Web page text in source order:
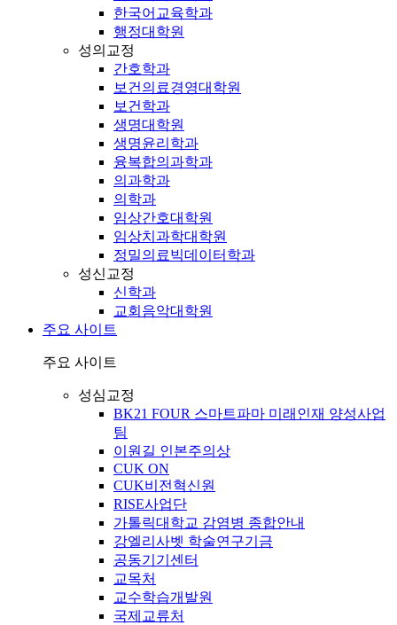
한국어교육학과
행정대학원
성의교정
간호학과
보건의료경영대학원
보건학과
생명대학원
생명윤리학과
융복합의과학과
의과학과
의학과
임상간호대학원
임상치과학대학원
정밀의료빅데이터학과
성신교정
신학과
교회음악대학원
주요 사이트
주요 사이트
성심교정
BK21 FOUR 스마트파마 미래인재 양성사업
팀
이원길 인본주의상
CUK ON
CUK비전혁신원
RISE사업단
가톨릭대학교 감염병 종합안내
강엘리사벳 학술연구기금
공동기기센터
교목처
교수학습개발원
국제교류처